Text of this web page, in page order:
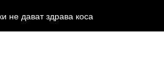
не дават здрава коса